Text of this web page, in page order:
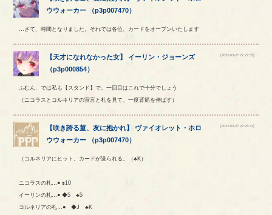
ウウォーカー （p3p007470）
…さて、時間となりました。それでは各位、カードをオープンいたします
【天才になれなかった女】イーリン ・ ジョーンズ
（p3p000854）
[2022-03-27 22:27:52]
ふむん、では私も【スタンド】で。一回目はこれで十分でしょう
（ニコラスとコルネリアの宣言と札を見て、一度背筋を伸ばす）
【咲き誇る菫、友に抱かれ】 ヴァイオレット ・ホロ
ウウォーカー （p3p007470）
[2022-03-27 22:26:41]
（コルネリアにヒット。カードが送られる。（♣K）
ニコラスの札…● ♠10
イーリンの札…● ◆5 ♣5
コルネリアの札…● ◆J ♣K